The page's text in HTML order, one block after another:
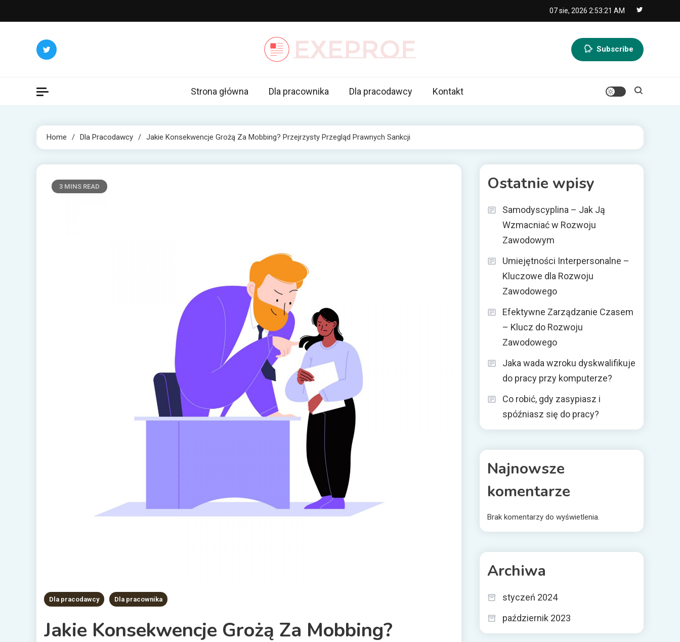
to
07 sie, 2026 2:53:22 AM
Subscribe
Strona główna Dla pracownika Dla pracodawcy Kontakt
Home Dla Pracodawcy Jakie Konsekwencje Grożą Za Mobbing? Przejrzysty Przegląd Prawnych Sankcji
3 MINS READ
Dla pracodawcy Dla pracownika
Jakie Konsekwencje Grożą Za Mobbing?
Ostatnie wpisy
Samodyscyplina – Jak Ją
Wzmacniać w Rozwoju
Zawodowym
Umiejętności Interpersonalne –
Kluczowe dla Rozwoju
Zawodowego
Efektywne Zarządzanie Czasem
– Klucz do Rozwoju
Zawodowego
Jaka wada wzroku dyskwalifikuje
do pracy przy komputerze?
Co robić, gdy zasypiasz i
spóźniasz się do pracy?
Najnowsze
komentarze
Brak komentarzy do wyświetlenia.
Archiwa
styczeń 2024
październik 2023